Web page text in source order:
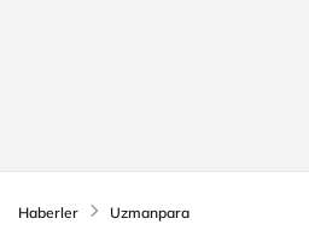
Haberler Uzmanpara